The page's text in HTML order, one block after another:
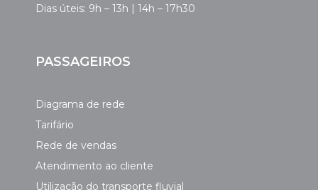
Dias úteis: 9h – 13h | 14h – 17h30
PASSAGEIROS
Diagrama de rede
Tarifário
Rede de vendas
Atendimento ao cliente
Utilização do transporte fluvial